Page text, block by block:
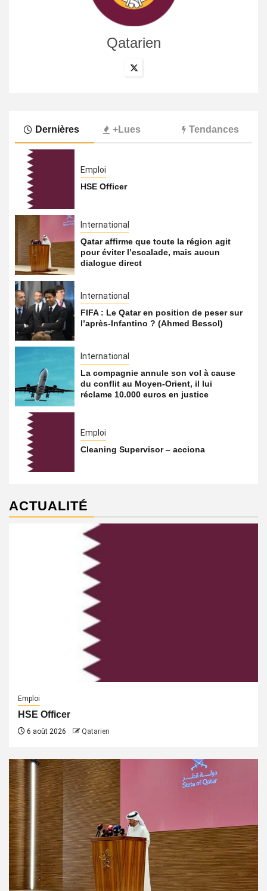
Qatarien
Dernières +Lues Tendances
Emploi
HSE Officer
International
Qatar affirme que toute la région agit
pour éviter l’escalade, mais aucun
dialogue direct
International
FIFA : Le Qatar en position de peser sur
l’après-Infantino ? (Ahmed Bessol)
International
La compagnie annule son vol à cause
du conflit au Moyen-Orient, il lui
réclame 10.000 euros en justice
Emploi
Cleaning Supervisor – acciona
ACTUALITÉ
Emploi
HSE Officer
6 août 2026 Qatarien